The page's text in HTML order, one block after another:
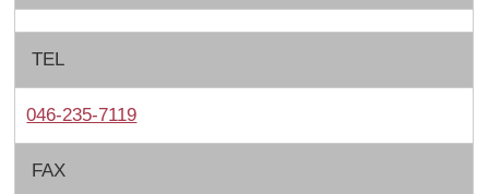
TEL
046-235-7119
FAX